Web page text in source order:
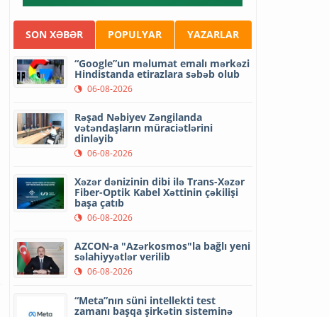
SON XƏBƏR POPULYAR YAZARLAR
“Google”un məlumat emalı mərkəzi
Hindistanda etirazlara səbəb olub
06-08-2026
Rəşad Nəbiyev Zəngilanda
vətəndaşların müraciətlərini
dinləyib
06-08-2026
Xəzər dənizinin dibi ilə Trans-Xəzər
Fiber-Optik Kabel Xəttinin çəkilişi
başa çatıb
06-08-2026
AZCON-a "Azərkosmos"la bağlı yeni
səlahiyyətlər verilib
06-08-2026
“Meta”nın süni intellekti test
zamanı başqa şirkətin sisteminə